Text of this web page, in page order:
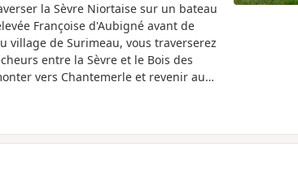
la Sèvre Niortaise sur un bateau
Françoise d'Aubigné avant de
de Surimeau, vous traverserez
entre la Sèvre et le Bois des
vers Chantemerle et revenir au
prochaine, sauf peut-être pour
alternative de traversée n'est